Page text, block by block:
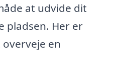
at udvide dit
pladsen. Her er
en